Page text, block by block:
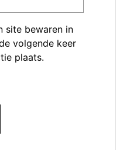
site bewaren in
volgende keer
plaats.